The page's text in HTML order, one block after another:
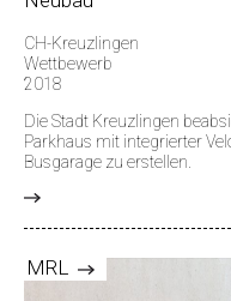
CH-Kreuzlingen
Wettbewerb
2018
Die Stadt Kreuzlingen
Parkhaus mit integrierter
Busgarage zu erstellen.
MRL